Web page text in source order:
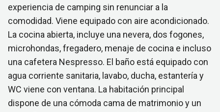
experiencia de camping sin renunciar a la
comodidad. Viene equipado con aire acondicionado.
La cocina abierta, incluye una nevera, dos fogones,
microhondas, fregadero, menaje de cocina e incluso
una cafetera Nespresso. El baño está equipado con
agua corriente sanitaria, lavabo, ducha, estantería y
WC viene con ventana. La habitación principal
dispone de una cómoda cama de matrimonio y un